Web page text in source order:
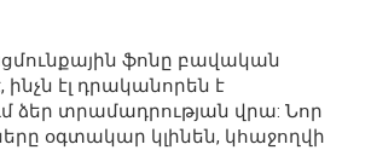
ֆոնը բավական
էլ դրականորեն է
ձեր տրամադրության վրա: Նոր
օգտակար կլինեն, կհաջողվի